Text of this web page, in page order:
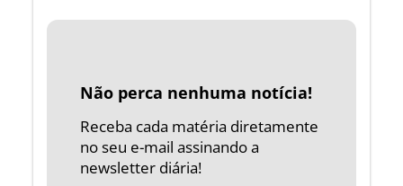
Não perca nenhuma notícia!
Receba cada matéria diretamente
no seu e-mail assinando a
newsletter diária!